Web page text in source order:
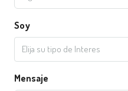
Soy
Elija su tipo de Interes
Mensaje